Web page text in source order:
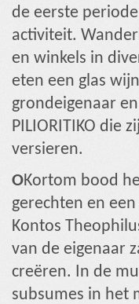
de eerste
activiteit.
en winkels in
eten een glas
grondeigenaar
PILIORITIKO die
versieren.
ΟKortom bood
gerechten en
Kontos
van de eigenaar
creëren. In de
subsumes in het